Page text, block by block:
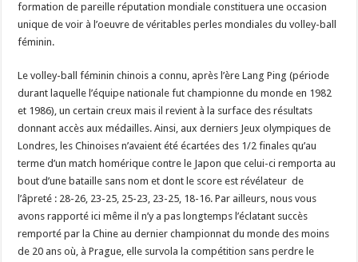
formation de pareille réputation mondiale constituera une occasion
unique de voir à l’oeuvre de véritables perles mondiales du volley-ball
féminin.
Le volley-ball féminin chinois a connu, après l’ère Lang Ping (période
durant laquelle l’équipe nationale fut championne du monde en 1982
et 1986), un certain creux mais il revient à la surface des résultats
donnant accès aux médailles. Ainsi, aux derniers Jeux olympiques de
Londres, les Chinoises n’avaient été écartées des 1/2 finales qu’au
terme d’un match homérique contre le Japon que celui-ci remporta au
bout d’une bataille sans nom et dont le score est révélateur de
l’âpreté : 28-26, 23-25, 25-23, 23-25, 18-16. Par ailleurs, nous vous
avons rapporté ici même il n’y a pas longtemps l’éclatant succès
remporté par la Chine au dernier championnat du monde des moins
de 20 ans où, à Prague, elle survola la compétition sans perdre le